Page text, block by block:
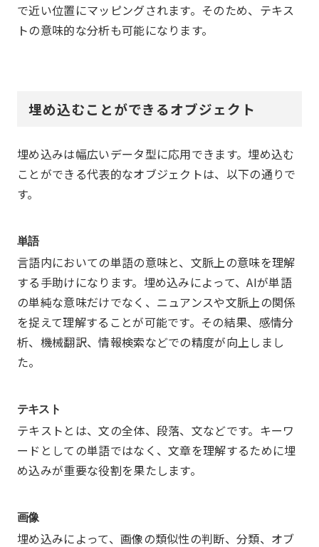
で近い位置にマッピングされます。そのため、テキス
トの意味的な分析も可能になります。
埋め込むことができるオブジェクト
埋め込みは幅広いデータ型に応用できます。埋め込む
ことができる代表的なオブジェクトは、以下の通りで
す。
単語
言語内においての単語の意味と、文脈上の意味を理解
する手助けになります。埋め込みによって、AIが単語
の単純な意味だけでなく、ニュアンスや文脈上の関係
を捉えて理解することが可能です。その結果、感情分
析、機械翻訳、情報検索などでの精度が向上しまし
た。
テキスト
テキストとは、文の全体、段落、文などです。キーワ
ードとしての単語ではなく、文章を理解するために埋
め込みが重要な役割を果たします。
画像
埋め込みによって、画像の類似性の判断、分類、オブ